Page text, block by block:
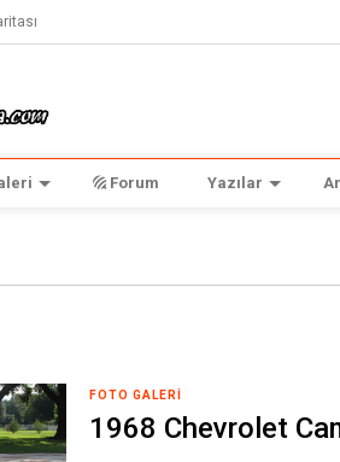
Forum Yazılar
FOTO GALERI
1968 Chevrolet